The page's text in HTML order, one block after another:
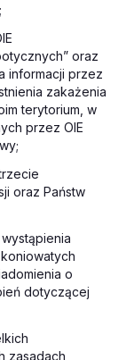
oraz
informacji przez
zakażenia
terytorium, w
przez OIE
oraz Państw
o
dotyczącej
zasadach